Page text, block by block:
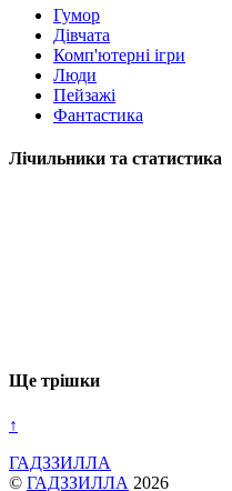
Гумор
Дівчата
Комп'ютерні ігри
Люди
Пейзажі
Фантастика
Лічильники та статистика
Ще трішки
↑
ГАДЗЗИЛЛА
© ГАДЗЗИЛЛА 2026